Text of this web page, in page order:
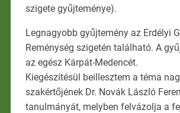
szigete gyűjteménye).
Legnagyobb gyűjtemény az Erdélyi
Reménység szigetén található. A
az egész Kárpát-Medencét.
Kiegészítésül beillesztem a téma
szakértőjének Dr. Novák László
tanulmányát, melyben felvázolja a